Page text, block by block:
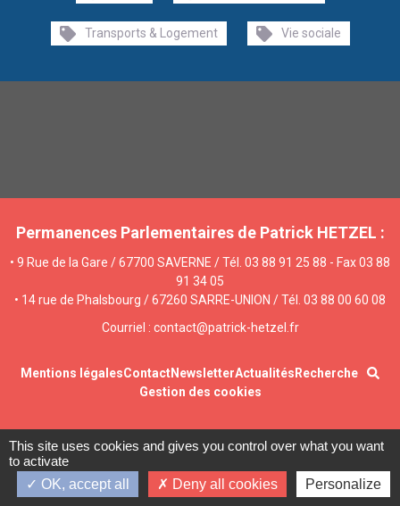
Transports & Logement Vie sociale
Permanences Parlementaires de Patrick HETZEL :
• 9 Rue de la Gare / 67700 SAVERNE / Tél. 03 88 91 25 88 - Fax 03 88
91 34 05
• 14 rue de Phalsbourg / 67260 SARRE-UNION / Tél. 03 88 00 60 08
Courriel : contact@patrick-hetzel.fr
Mentions légalesContactNewsletterActualités Recherche
Gestion des cookies
This site uses cookies and gives you control over what you want
to activate
OK, accept all
Deny all cookies Personalize